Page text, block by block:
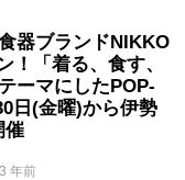
器ブランドNIKKO
！「着る、食す、
ーマにしたPOP-
日(金曜)から伊勢
催
年前